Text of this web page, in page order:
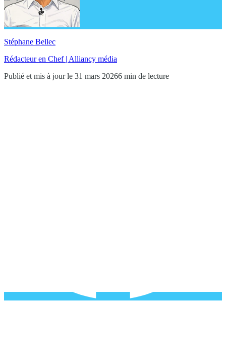
Stéphane Bellec
Rédacteur en Chef | Alliancy média
Publié et mis à jour le 31 mars 20266 min de lecture